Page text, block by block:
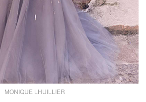
MONIQUE LHUILLIER